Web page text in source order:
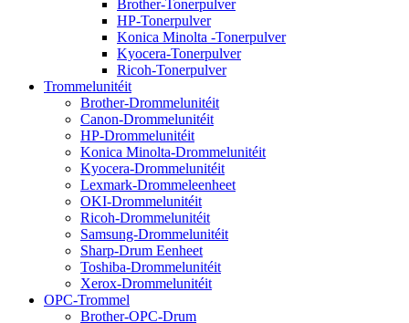
Brother-Tonerpulver
HP-Tonerpulver
Konica Minolta -Tonerpulver
Kyocera-Tonerpulver
Ricoh-Tonerpulver
Trommelunitéit
Brother-Drommelunitéit
Canon-Drommelunitéit
HP-Drommelunitéit
Konica Minolta-Drommelunitéit
Kyocera-Drommelunitéit
Lexmark-Drommeleenheet
OKI-Drommelunitéit
Ricoh-Drommelunitéit
Samsung-Drommelunitéit
Sharp-Drum Eenheet
Toshiba-Drommelunitéit
Xerox-Drommelunitéit
OPC-Trommel
Brother-OPC-Drum